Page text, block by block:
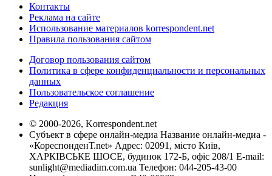
Контакты
Реклама на сайте
Использование материалов korrespondent.net
Правила пользования сайтом
Договор пользования сайтом
Политика в сфере конфиденциальности и персональных
данных
Пользовательское соглашение
Редакция
© 2000-2026, Korrespondent.net
Субъект в сфере онлайн-медиа Название онлайн-медиа -
«КореспонденТ.net» Адрес: 02091, місто Київ,
ХАРКІВСЬКЕ ШОСЕ, будинок 172-Б, офіс 208/1 E-mail:
sunlight@mediadim.com.ua Телефон: 044-205-43-00